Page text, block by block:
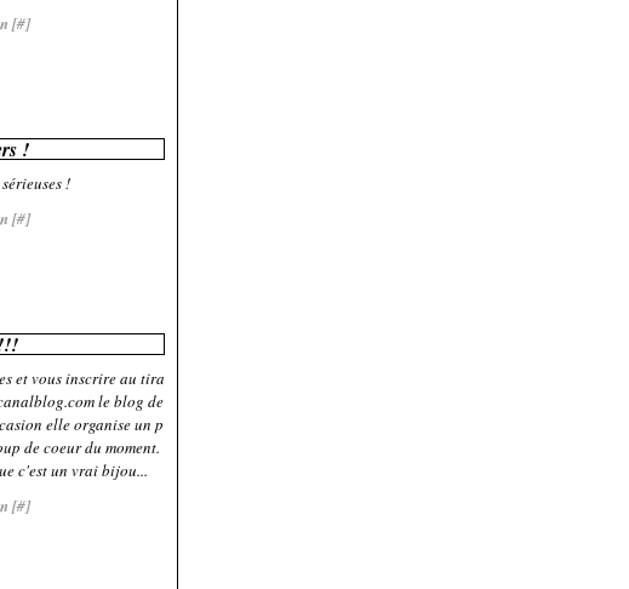
[#]
!
!
[#]
et vous inscrire au tira
le blog de
elle organise un p
de coeur du moment.
c'est un vrai bijou...
[#]